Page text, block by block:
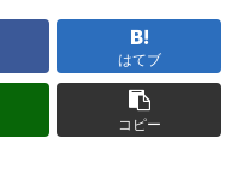
はてブ
コピー